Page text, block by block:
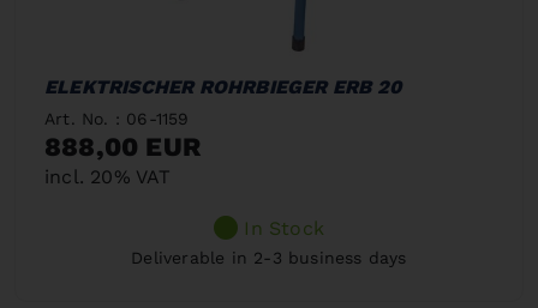
ELEKTRISCHER ROHRBIEGER ERB 20
Art. No. : 06-1159
888,00 EUR
incl. 20% VAT
In Stock
Deliverable in 2-3 business days